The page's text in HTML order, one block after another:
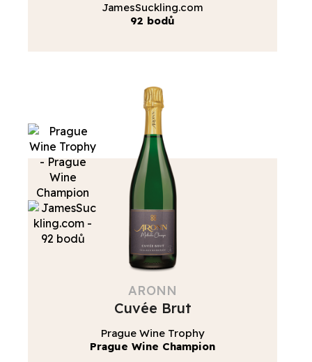
JamesSuckling.com
92 bodů
ARONN
Cuvée Brut
Prague Wine Trophy
Prague Wine Champion